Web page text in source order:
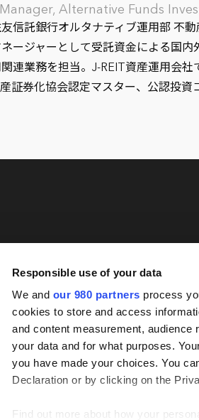
Responsible use of your data
We and our 980 partners process
cookies to store and access
and content measurement,
your data and for what purposes.
you have made your choices. You
Declaration or by clicking on the
Find out more about how your
Alternative Funds
信託銀行オルタナティブ運用部 不
ージャーとして受託資金による国
連業務を担当。J-REIT資産運用会
証券化協会認定マスター、公認投